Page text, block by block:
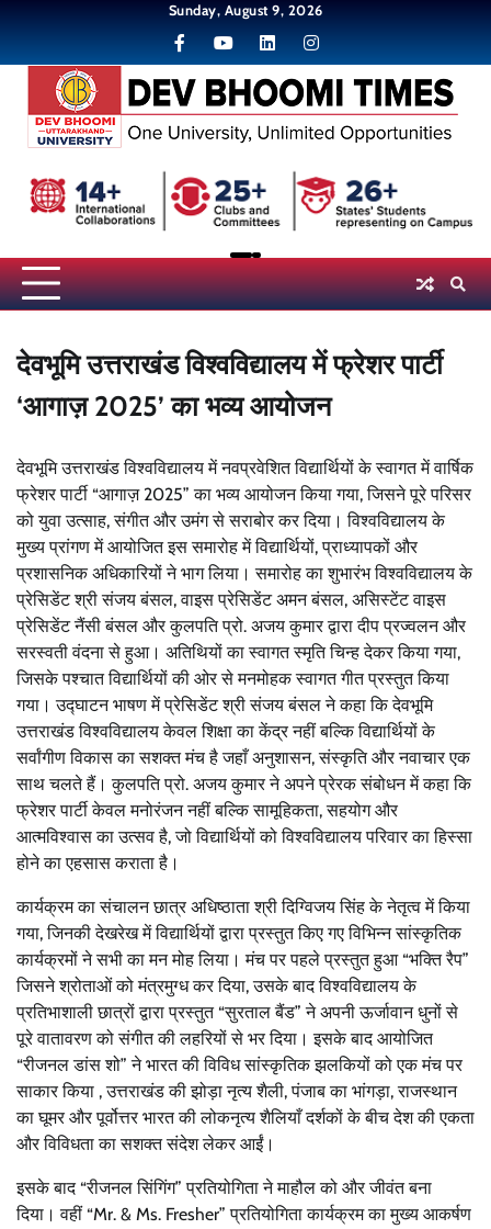
content
Sunday, August 9, 2026
देवभूमि उत्तराखंड विश्वविद्यालय में फ्रेशर पार्टी
‘आगाज़ 2025’ का भव्य आयोजन
देवभूमि उत्तराखंड विश्वविद्यालय में नवप्रवेशित विद्यार्थियों के स्वागत में वार्षिक
फ्रेशर पार्टी “आगाज़ 2025” का भव्य आयोजन किया गया, जिसने पूरे परिसर
को युवा उत्साह, संगीत और उमंग से सराबोर कर दिया। विश्वविद्यालय के
मुख्य प्रांगण में आयोजित इस समारोह में विद्यार्थियों, प्राध्यापकों और
प्रशासनिक अधिकारियों ने भाग लिया। समारोह का शुभारंभ विश्वविद्यालय के
प्रेसिडेंट श्री संजय बंसल, वाइस प्रेसिडेंट अमन बंसल, असिस्टेंट वाइस
प्रेसिडेंट नैंसी बंसल और कुलपति प्रो. अजय कुमार द्वारा दीप प्रज्वलन और
सरस्वती वंदना से हुआ। अतिथियों का स्वागत स्मृति चिन्ह देकर किया गया,
जिसके पश्चात विद्यार्थियों की ओर से मनमोहक स्वागत गीत प्रस्तुत किया
गया। उद्घाटन भाषण में प्रेसिडेंट श्री संजय बंसल ने कहा कि देवभूमि
उत्तराखंड विश्वविद्यालय केवल शिक्षा का केंद्र नहीं बल्कि विद्यार्थियों के
सर्वांगीण विकास का सशक्त मंच है जहाँ अनुशासन, संस्कृति और नवाचार एक
साथ चलते हैं। कुलपति प्रो. अजय कुमार ने अपने प्रेरक संबोधन में कहा कि
फ्रेशर पार्टी केवल मनोरंजन नहीं बल्कि सामूहिकता, सहयोग और
आत्मविश्वास का उत्सव है, जो विद्यार्थियों को विश्वविद्यालय परिवार का हिस्सा
होने का एहसास कराता है।
कार्यक्रम का संचालन छात्र अधिष्ठाता श्री दिग्विजय सिंह के नेतृत्व में किया
गया, जिनकी देखरेख में विद्यार्थियों द्वारा प्रस्तुत किए गए विभिन्न सांस्कृतिक
कार्यक्रमों ने सभी का मन मोह लिया। मंच पर पहले प्रस्तुत हुआ “भक्ति रैप”
जिसने श्रोताओं को मंत्रमुग्ध कर दिया, उसके बाद विश्वविद्यालय के
प्रतिभाशाली छात्रों द्वारा प्रस्तुत “सुरताल बैंड” ने अपनी ऊर्जावान धुनों से
पूरे वातावरण को संगीत की लहरियों से भर दिया। इसके बाद आयोजित
“रीजनल डांस शो” ने भारत की विविध सांस्कृतिक झलकियों को एक मंच पर
साकार किया , उत्तराखंड की झोड़ा नृत्य शैली, पंजाब का भांगड़ा, राजस्थान
का घूमर और पूर्वोत्तर भारत की लोकनृत्य शैलियाँ दर्शकों के बीच देश की एकता
और विविधता का सशक्त संदेश लेकर आईं।
इसके बाद “रीजनल सिंगिंग” प्रतियोगिता ने माहौल को और जीवंत बना
दिया। वहीं “Mr. & Ms. Fresher” प्रतियोगिता कार्यक्रम का मुख्य आकर्षण